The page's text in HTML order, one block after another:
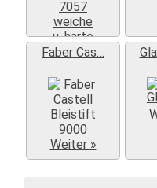
Faber Cas…
Weiter »